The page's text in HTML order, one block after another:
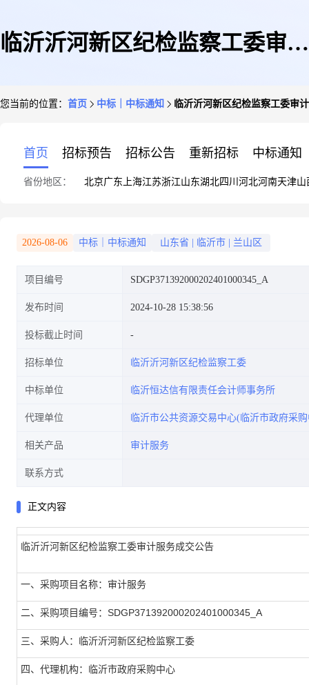
临沂沂河新区纪检监察工委审计
您当前的位置： 首页 中标｜中标通知 临沂沂河新区纪检监察工委审
首页 招标预告 招标公告 重新招标 中标通知
省份地区： 北京广东 上海江苏浙江山东湖北四川 河北河南天津山
2026-08-06 中标｜中标通知 山东省 临沂市 兰山区
项目编号 SDGP371392000202401000345_A
发布时间 2024-10-28 15:38:56
投标截止时间
招标单位 临沂沂河新区纪检监察工委
中标单位 临沂恒达信有限责任会计师事务所
代理单位 临沂市公共资源交易中心(临沂市政府采
相关产品 审计服务
联系方式
正文内容
临沂沂河新区纪检监察工委审计服务成交公告
一、采购项目名称：审计服务
二、采购项目编号：SDGP371392000202401000345_A
三、采购人：临沂沂河新区纪检监察工委
四、代理机构：临沂市政府采购中心